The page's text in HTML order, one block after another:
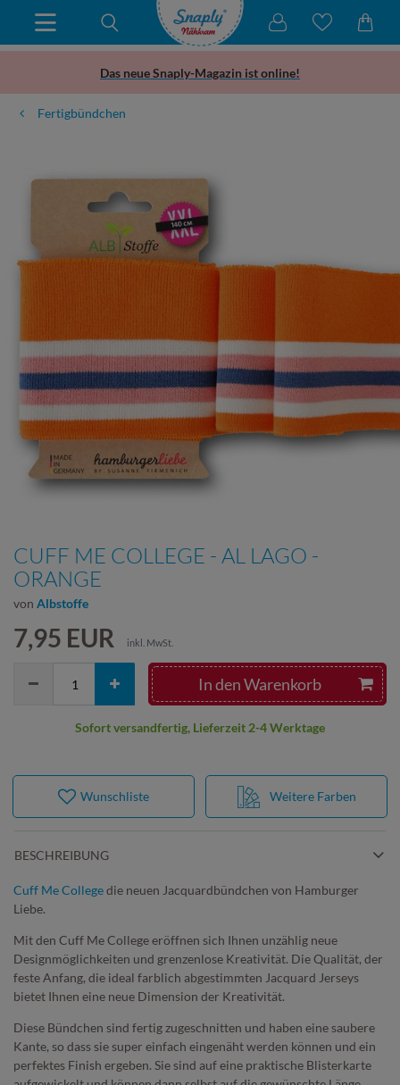
Das neue Snaply-Magazin ist online!
Fertigbündchen
CUFF ME COLLEGE - AL LAGO -
ORANGE
von Albstoffe
7,95 EUR inkl. MwSt.
In den Warenkorb
Sofort versandfertig, Lieferzeit 2-4 Werktage
Weitere Farben
Wunschliste
BESCHREIBUNG
Cuff Me Collegedie neuen Jacquardbündchen von Hamburger
Liebe.
Mit den Cuff Me College eröffnen sich Ihnen unzählig neue
Designmöglichkeiten und grenzenlose Kreativität. Die Qualität, der
feste Anfang, die ideal farblich abgestimmten Jacquard Jerseys
bietet Ihnen eine neue Dimension der Kreativität.
Diese Bündchen sind fertig zugeschnitten und haben eine saubere
Kante, so dass sie super einfach eingenäht werden können und ein
perfektes Finish ergeben. Sie sind auf eine praktische Blisterkarte